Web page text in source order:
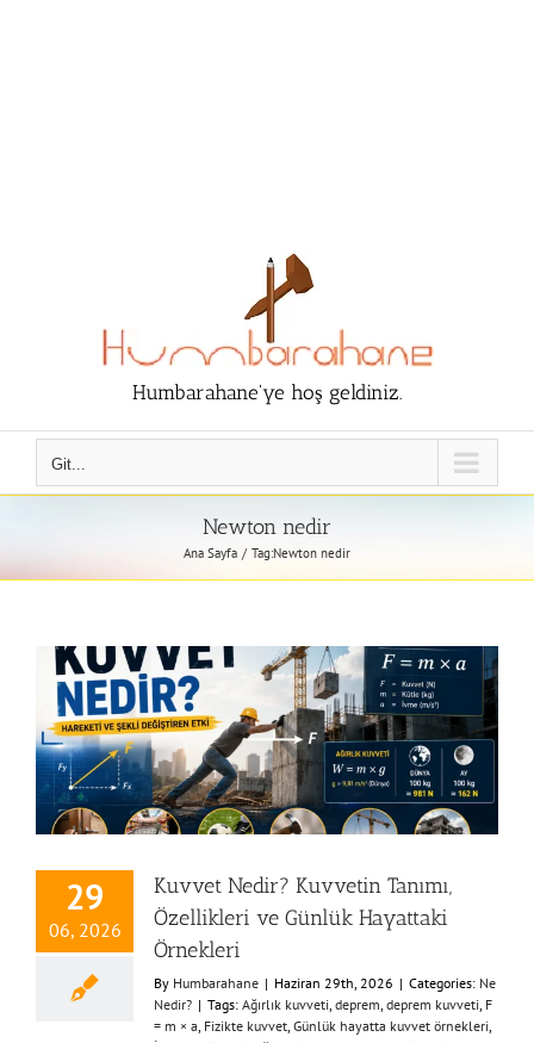
Humbarahane'ye hoş geldiniz.
Git...
Newton nedir
Ana Sayfa Tag:Newton nedir
29
06, 2026
Kuvvet Nedir? Kuvvetin Tanımı,
Özellikleri ve Günlük Hayattaki
Örnekleri
By Humbarahane | Haziran 29th, 2026 | Categories: Ne
Nedir? | Tags: Ağırlık kuvveti deprem deprem kuvveti F
= m × a Fizikte kuvvet Günlük hayatta kuvvet örnekleri